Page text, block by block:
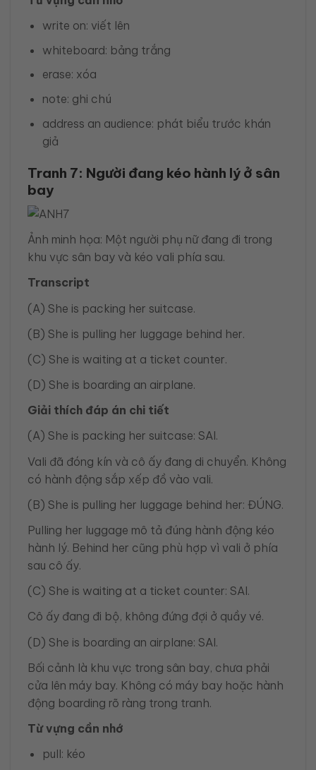
write on: viết lên
whiteboard: bảng trắng
erase: xóa
note: ghi chú
address an audience: phát biểu trước khán
giả
Tranh 7: Người đang kéo hành lý ở sân
bay
Ảnh minh họa: Một người phụ nữ đang đi trong
khu vực sân bay và kéo vali phía sau.
Transcript
(A) She is packing her suitcase.
(B) She is pulling her luggage behind her.
(C) She is waiting at a ticket counter.
(D) She is boarding an airplane.
Giải thích đáp án chi tiết
(A) She is packing her suitcase: SAI.
Vali đã đóng kín và cô ấy đang di chuyển. Không
có hành động sắp xếp đồ vào vali.
(B) She is pulling her luggage behind her: ĐÚNG.
Pulling her luggage mô tả đúng hành động kéo
hành lý. Behind her cũng phù hợp vì vali ở phía
sau cô ấy.
(C) She is waiting at a ticket counter: SAI.
Cô ấy đang đi bộ, không đứng đợi ở quầy vé.
(D) She is boarding an airplane: SAI.
Bối cảnh là khu vực trong sân bay, chưa phải
cửa lên máy bay. Không có máy bay hoặc hành
động boarding rõ ràng trong tranh.
Từ vựng cần nhớ
pull: kéo